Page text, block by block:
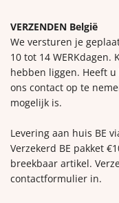
VERZENDEN België
We versturen je
10 tot 14
hebben liggen. Heeft
ons contact op te
mogelijk is.
Levering aan huis BE
Verzekerd BE pakket
breekbaar artikel.
contactformulier in.